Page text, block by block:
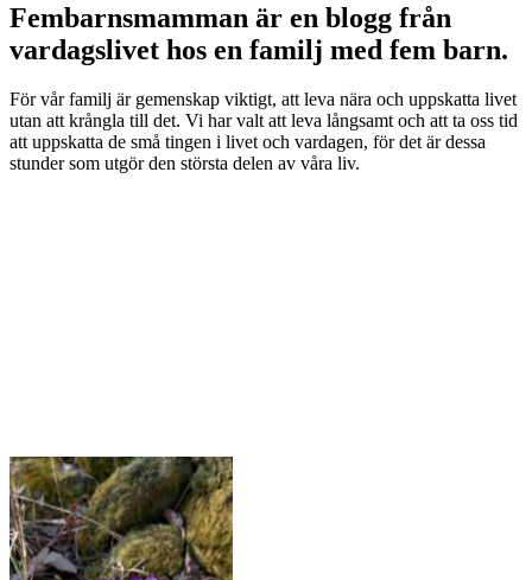
Fembarnsmamman är en blogg från
vardagslivet hos en familj med fem barn.
För vår familj är gemenskap viktigt, att leva nära och uppskatta livet
utan att krångla till det. Vi har valt att leva långsamt och att ta oss tid
att uppskatta de små tingen i livet och vardagen, för det är dessa
stunder som utgör den största delen av våra liv.